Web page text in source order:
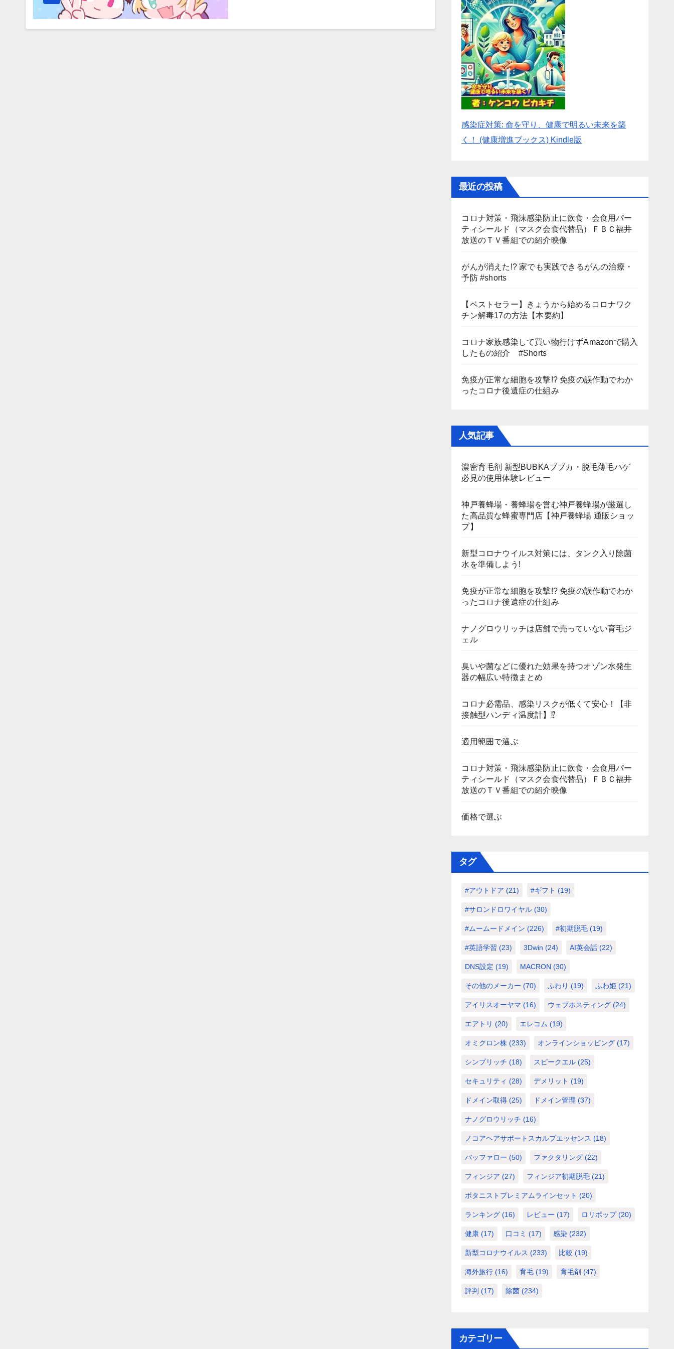
感染症対策: 命を守り、健康で明るい未来を築
く！ (健康増進ブックス) Kindle版
最近の投稿
コロナ対策・飛沫感染防止に飲食・会食用パー
ティシールド（マスク会食代替品）ＦＢＣ福井
放送のＴＶ番組での紹介映像
がんが消えた!? 家でも実践できるがんの治療・
予防 #shorts
【ベストセラー】きょうから始めるコロナワク
チン解毒17の方法【本要約】
コロナ家族感染して買い物行けずAmazonで購入
したもの紹介 #Shorts
免疫が正常な細胞を攻撃!? 免疫の誤作動でわか
ったコロナ後遺症の仕組み
人気記事
濃密育毛剤 新型BUBKAブブカ・脱毛薄毛ハゲ
必見の使用体験レビュー
神戸養蜂場・養蜂場を営む神戸養蜂場が厳選し
た高品質な蜂蜜専門店【神戸養蜂場 通販ショッ
プ】
新型コロナウイルス対策には、タンク入り除菌
水を準備しよう!
免疫が正常な細胞を攻撃!? 免疫の誤作動でわか
ったコロナ後遺症の仕組み
ナノグロウリッチは店舗で売っていない育毛ジ
ェル
臭いや菌などに優れた効果を持つオゾン水発生
器の幅広い特徴まとめ
コロナ必需品、感染リスクが低くて安心！【非
接触型ハンディ温度計】⁉
適用範囲で選ぶ
コロナ対策・飛沫感染防止に飲食・会食用パー
ティシールド（マスク会食代替品）ＦＢＣ福井
放送のＴＶ番組での紹介映像
価格で選ぶ
タグ
#アウトドア (21) #ギフト (19)
#サロンドロワイヤル (30)
#ムームードメイン (226) #初期脱毛 (19)
#英語学習 (23) 3Dwin (24) AI英会話 (22)
DNS設定 (19) MACRON (30)
その他のメーカー (70) ふわり (19) ふわ姫 (21)
アイリスオーヤマ (16) ウェブホスティング (24)
エアトリ (20) エレコム (19)
オミクロン株 (233) オンラインショッピング (17)
シンプリッチ (18) スピークエル (25)
セキュリティ (28) デメリット (19)
ドメイン取得 (25) ドメイン管理 (37)
ナノグロウリッチ (16)
ノコアヘアサポートスカルプエッセンス (18)
バッファロー (50) ファクタリング (22)
フィンジア (27) フィンジア初期脱毛 (21)
ボタニストプレミアムラインセット (20)
ランキング (16) レビュー (17) ロリポップ(20)
健康 (17) 口コミ (17) 感染 (232)
新型コロナウイルス (233) 比較 (19)
海外旅行 (16) 育毛 (19) 育毛剤 (47)
評判 (17) 除菌 (234)
カテゴリー